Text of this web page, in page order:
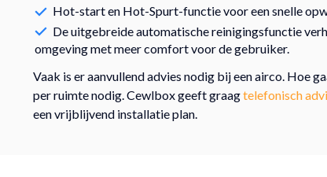
Hot-start en Hot-Spurt-functie voor een snelle
De uitgebreide automatische reinigingsfunctie
omgeving met meer comfort voor de gebruiker.
Vaak is er aanvullend advies nodig bij een airco. Hoe
per ruimte nodig. Cewlbox geeft graagtelefonisch
een vrijblijvend installatie plan.